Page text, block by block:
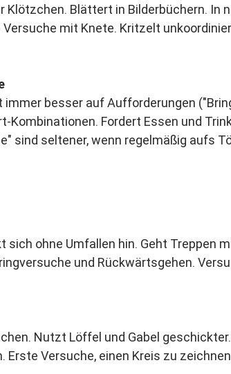
Klötzchen. Blättert in Bilderbüchern. In
mit Knete. Kritzelt
immer besser auf Aufforderungen
Kombinationen. Fordert Essen und
sind seltener, wenn regelmäßig aufs
sich ohne Umfallen hin. Geht Treppen
und Rückwärtsgehen.
Nutzt Löffel und Gabel
Versuche, einen Kreis zu